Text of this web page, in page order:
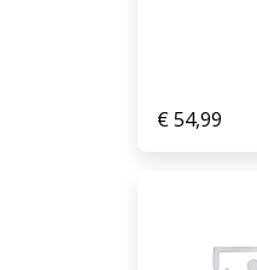
€54,99